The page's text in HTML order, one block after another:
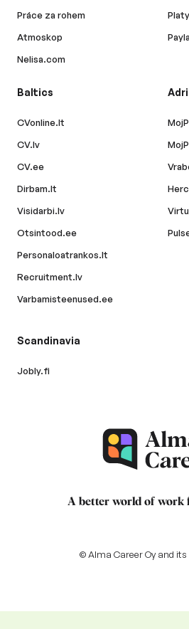
Práce za rohem
Atmoskop
Nelisa.com
Baltics
CVonline.lt
CV.lv
CV.ee
Dirbam.lt
Visidarbi.lv
Otsintood.ee
Personaloatrankos.lt
Recruitment.lv
Varbamisteenused.ee
Scandinavia
Jobly.fi
A better world of work
© Alma Career Oy and its